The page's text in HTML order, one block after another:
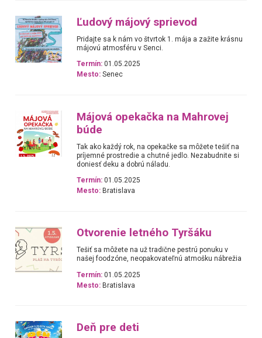
Ľudový májový sprievod
Pridajte sa k nám vo štvrtok 1. mája a zažite krásnu
májovú atmosféru v Senci.
Termín: 01.05.2025
Mesto: Senec
Májová opekačka na Mahrovej
búde
Tak ako každý rok, na opekačke sa môžete tešiť na
príjemné prostredie a chutné jedlo. Nezabudnite si
doniesť deku a dobrú náladu.
Termín: 01.05.2025
Mesto: Bratislava
Otvorenie letného Tyršáku
Tešiť sa môžete na už tradične pestrú ponuku v
našej foodzóne, neopakovateľnú atmošku nábrežia
Termín: 01.05.2025
Mesto: Bratislava
Deň pre deti